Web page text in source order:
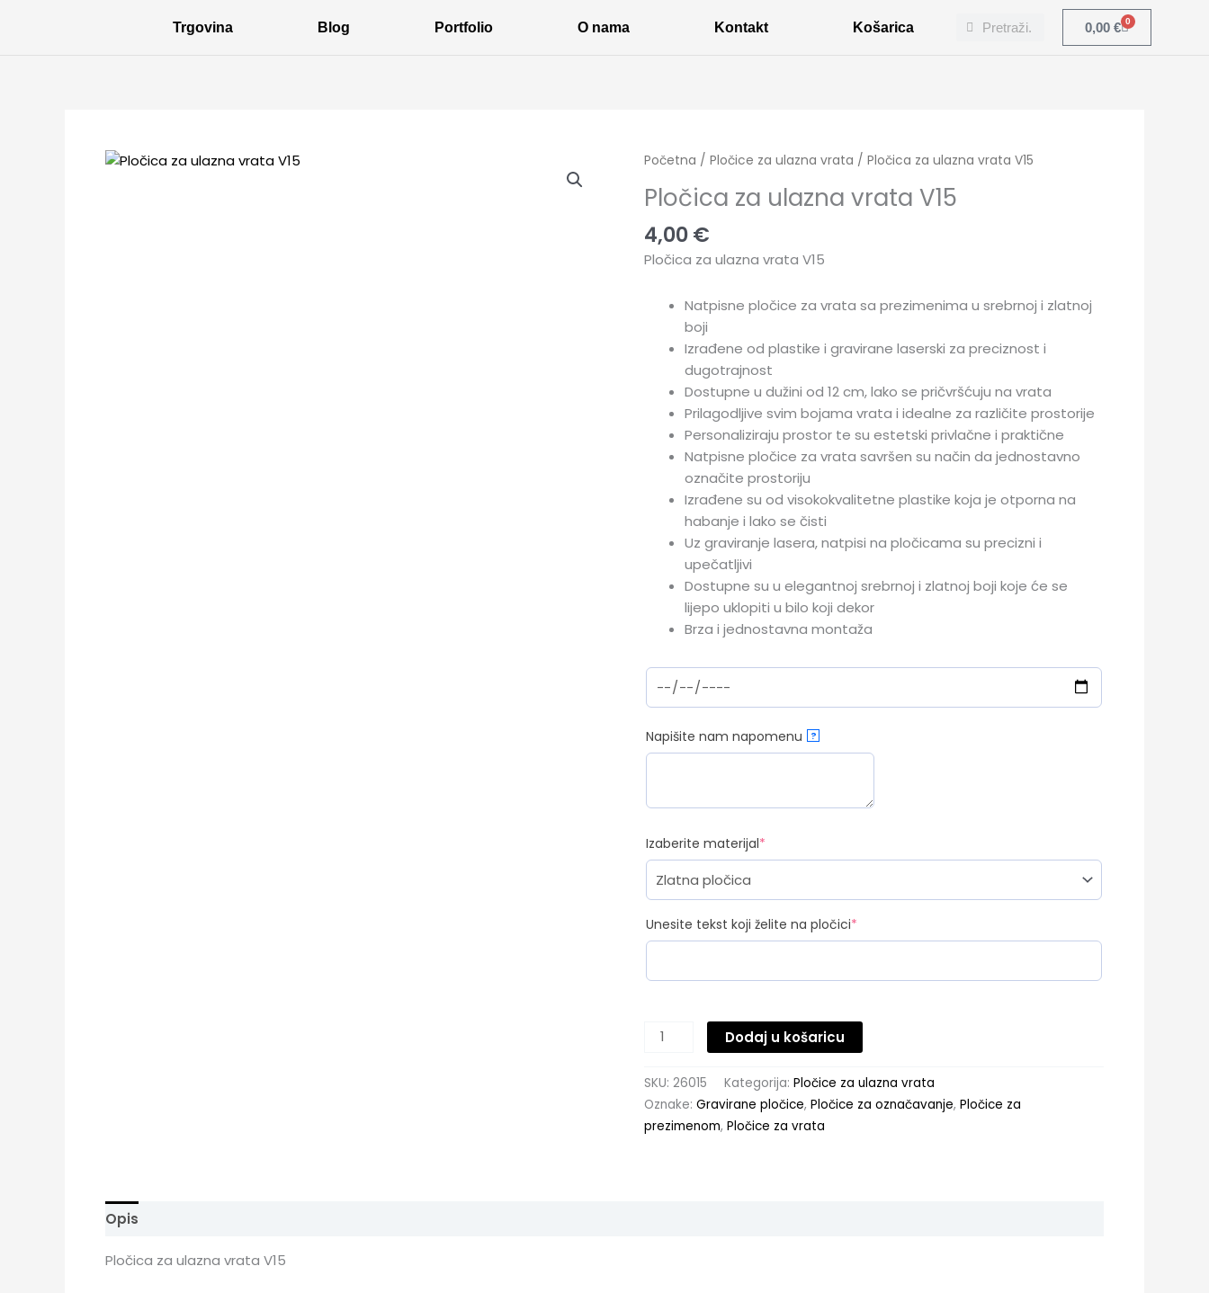
Trgovina Blog Portfolio O nama Kontakt Košarica Search
Search 0,00 € 0
Cart
Početna /Pločice za ulazna vrata / Pločica za ulazna vrata V15
Pločica za ulazna vrata V15
4,00€
Pločica za ulazna vrata V15
Natpisne pločice za vrata sa prezimenima u srebrnoj i zlatnoj
boji
Izrađene od plastike i gravirane laserski za preciznost i
dugotrajnost
Dostupne u dužini od 12 cm, lako se pričvršćuju na vrata
Prilagodljive svim bojama vrata i idealne za različite prostorije
Personaliziraju prostor te su estetski privlačne i praktične
Natpisne pločice za vrata savršen su način da jednostavno
označite prostoriju
Izrađene su od visokokvalitetne plastike koja je otporna na
habanje i lako se čisti
Uz graviranje lasera, natpisi na pločicama su precizni i
upečatljivi
Dostupne su u elegantnoj srebrnoj i zlatnoj boji koje će se
lijepo uklopiti u bilo koji dekor
Brza i jednostavna montaža
Napišite nam napomenu ?
Izaberite materijal*
Unesite tekst koji želite na pločici*
Pločica
ulazna
vrata
V15
količina
Dodaj u košaricu
SKU:26015 Kategorija:Pločice za ulazna vrata
Oznake:Gravirane pločice,Pločice za označavanje,Pločice za
prezimenom,Pločice za vrata
Opis
Pločica za ulazna vrata V15